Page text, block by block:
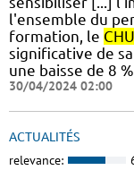
l'ensemble du
formation, le CHU
significative de
une baisse de 8
30/04/2024 02:00
ACTUALITÉS
relevance: